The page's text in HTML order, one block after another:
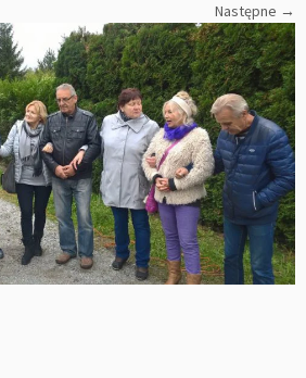
Następne →